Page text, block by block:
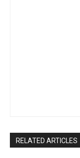
RELATED ARTICLES